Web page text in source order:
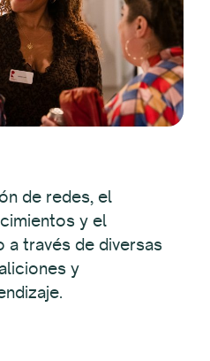
de redes, el
y el
a través de diversas
y